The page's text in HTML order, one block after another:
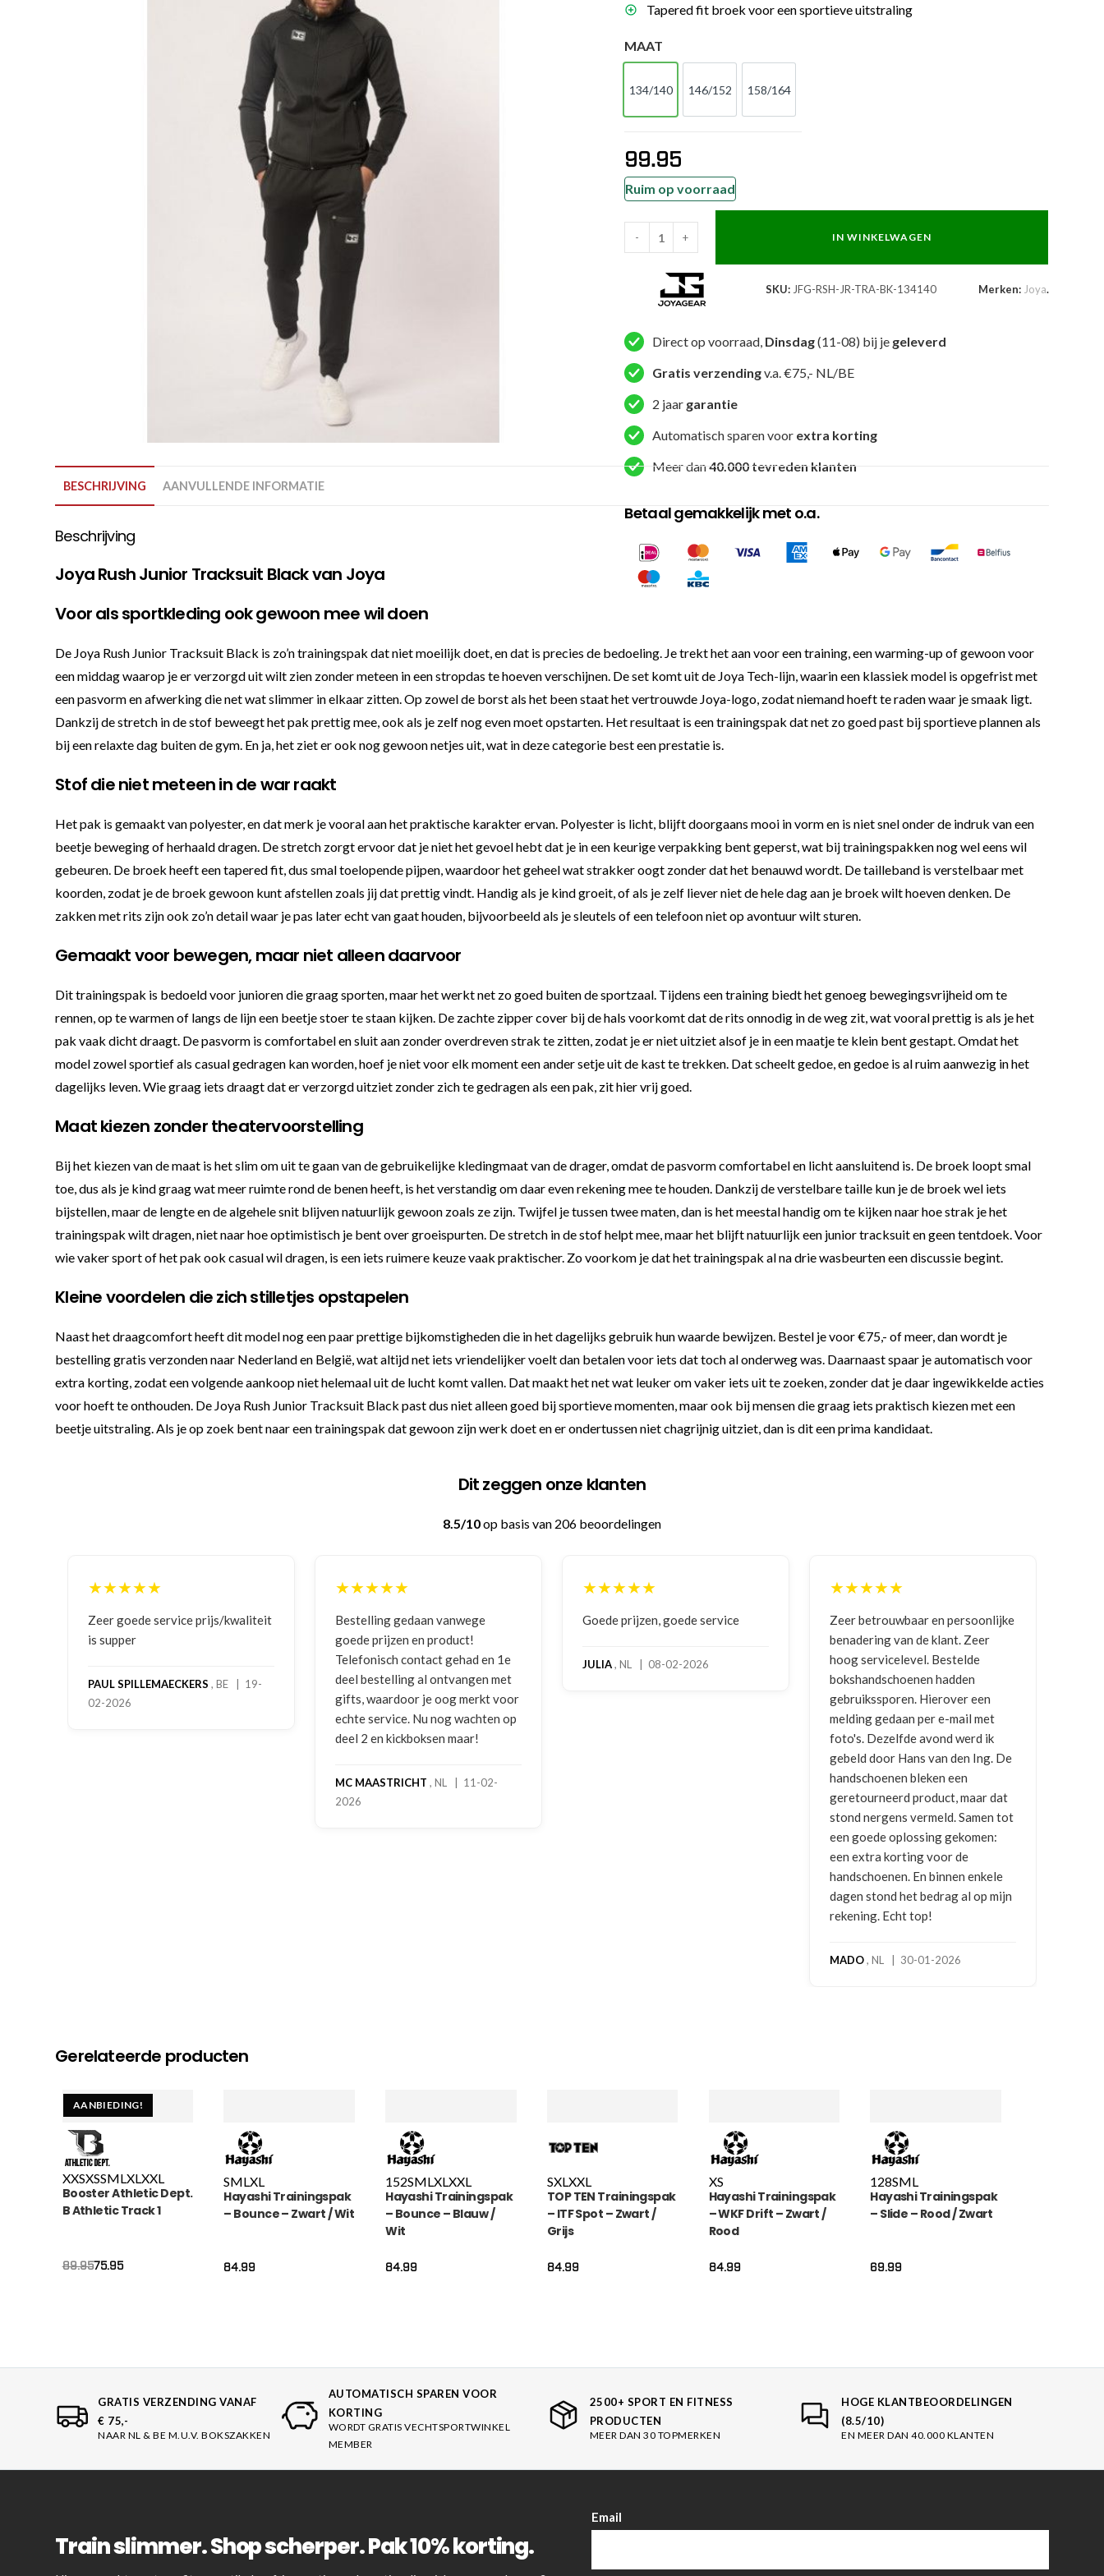
Voor dames
Zakhandschoenen
Trainingsartikelen
Bokszak
Bevestigingsmateriaal
Bokspoppen
Stoot- en trapkussens
Stootkussens en pads
Tapered fit broek voor een sportieve uitstraling
MAAT
134/140
134/140
146/152
146/152
158/164
158/164
99.95
Ruim op voorraad
Trainingspak
aantal
- + IN WINKELWAGEN
SKU: JFG-RSH-JR-TRA-BK-134140 Merken: Joya.
Direct op voorraad, Dinsdag(11-08) bij je geleverd
Gratis verzendingv.a. €75,- NL/BE
2 jaar garantie
Automatisch sparen voor extra korting
Meer dan40.000 tevreden klanten
Betaal gemakkelijk met o.a.
BESCHRIJVING AANVULLENDE INFORMATIE
Beschrijving
Joya Rush Junior Tracksuit Black van Joya
Voor als sportkleding ook gewoon mee wil doen
De Joya Rush Junior Tracksuit Black is zo’n trainingspak dat niet moeilijk doet, en dat is precies de bedoeling. Je trekt het aan voor een training, een warming-up of gewoon voor
een middag waarop je er verzorgd uit wilt zien zonder meteen in een stropdas te hoeven verschijnen. De set komt uit de Joya Tech-lijn, waarin een klassiek model is opgefrist met
een pasvorm en afwerking die net wat slimmer in elkaar zitten. Op zowel de borst als het been staat het vertrouwde Joya-logo, zodat niemand hoeft te raden waar je smaak ligt.
Dankzij de stretch in de stof beweegt het pak prettig mee, ook als je zelf nog even moet opstarten. Het resultaat is een trainingspak dat net zo goed past bij sportieve plannen als
bij een relaxte dag buiten de gym. En ja, het ziet er ook nog gewoon netjes uit, wat in deze categorie best een prestatie is.
Stof die niet meteen in de war raakt
Het pak is gemaakt van polyester, en dat merk je vooral aan het praktische karakter ervan. Polyester is licht, blijft doorgaans mooi in vorm en is niet snel onder de indruk van een
beetje beweging of herhaald dragen. De stretch zorgt ervoor dat je niet het gevoel hebt dat je in een keurige verpakking bent geperst, wat bij trainingspakken nog wel eens wil
gebeuren. De broek heeft een tapered fit, dus smal toelopende pijpen, waardoor het geheel wat strakker oogt zonder dat het benauwd wordt. De tailleband is verstelbaar met
koorden, zodat je de broek gewoon kunt afstellen zoals jij dat prettig vindt. Handig als je kind groeit, of als je zelf liever niet de hele dag aan je broek wilt hoeven denken. De
zakken met rits zijn ook zo’n detail waar je pas later echt van gaat houden, bijvoorbeeld als je sleutels of een telefoon niet op avontuur wilt sturen.
Gemaakt voor bewegen, maar niet alleen daarvoor
Dit trainingspak is bedoeld voor junioren die graag sporten, maar het werkt net zo goed buiten de sportzaal. Tijdens een training biedt het genoeg bewegingsvrijheid om te
rennen, op te warmen of langs de lijn een beetje stoer te staan kijken. De zachte zipper cover bij de hals voorkomt dat de rits onnodig in de weg zit, wat vooral prettig is als je het
pak vaak dicht draagt. De pasvorm is comfortabel en sluit aan zonder overdreven strak te zitten, zodat je er niet uitziet alsof je in een maatje te klein bent gestapt. Omdat het
model zowel sportief als casual gedragen kan worden, hoef je niet voor elk moment een ander setje uit de kast te trekken. Dat scheelt gedoe, en gedoe is al ruim aanwezig in het
dagelijks leven. Wie graag iets draagt dat er verzorgd uitziet zonder zich te gedragen als een pak, zit hier vrij goed.
Maat kiezen zonder theatervoorstelling
Bij het kiezen van de maat is het slim om uit te gaan van de gebruikelijke kledingmaat van de drager, omdat de pasvorm comfortabel en licht aansluitend is. De broek loopt smal
toe, dus als je kind graag wat meer ruimte rond de benen heeft, is het verstandig om daar even rekening mee te houden. Dankzij de verstelbare taille kun je de broek wel iets
bijstellen, maar de lengte en de algehele snit blijven natuurlijk gewoon zoals ze zijn. Twijfel je tussen twee maten, dan is het meestal handig om te kijken naar hoe strak je het
trainingspak wilt dragen, niet naar hoe optimistisch je bent over groeispurten. De stretch in de stof helpt mee, maar het blijft natuurlijk een junior tracksuit en geen tentdoek. Voor
wie vaker sport of het pak ook casual wil dragen, is een iets ruimere keuze vaak praktischer. Zo voorkom je dat het trainingspak al na drie wasbeurten een discussie begint.
Kleine voordelen die zich stilletjes opstapelen
Naast het draagcomfort heeft dit model nog een paar prettige bijkomstigheden die in het dagelijks gebruik hun waarde bewijzen. Bestel je voor €75,- of meer, dan wordt je
bestelling gratis verzonden naar Nederland en België, wat altijd net iets vriendelijker voelt dan betalen voor iets dat toch al onderweg was. Daarnaast spaar je automatisch voor
extra korting, zodat een volgende aankoop niet helemaal uit de lucht komt vallen. Dat maakt het net wat leuker om vaker iets uit te zoeken, zonder dat je daar ingewikkelde acties
voor hoeft te onthouden. De Joya Rush Junior Tracksuit Black past dus niet alleen goed bij sportieve momenten, maar ook bij mensen die graag iets praktisch kiezen met een
beetje uitstraling. Als je op zoek bent naar een trainingspak dat gewoon zijn werk doet en er ondertussen niet chagrijnig uitziet, dan is dit een prima kandidaat.
Dit zeggen onze klanten
8.5/10op basis van 206 beoordelingen
★★★★★
Zeer goede service prijs/kwaliteit
is supper
PAUL SPILLEMAECKERS , BE | 19-
02-2026
★★★★★
Bestelling gedaan vanwege
goede prijzen en product!
Telefonisch contact gehad en 1e
deel bestelling al ontvangen met
gifts, waardoor je oog merkt voor
echte service. Nu nog wachten op
deel 2 en kickboksen maar!
MC MAASTRICHT , NL | 11-02-
2026
★★★★★
Goede prijzen, goede service
JULIA, NL | 08-02-2026
★★★★★
Zeer betrouwbaar en persoonlijke
benadering van de klant. Zeer
hoog servicelevel. Bestelde
bokshandschoenen hadden
gebruikssporen. Hierover een
melding gedaan per e-mail met
foto's. Dezelfde avond werd ik
gebeld door Hans van den Ing. De
handschoenen bleken een
geretourneerd product, maar dat
stond nergens vermeld. Samen tot
een goede oplossing gekomen:
een extra korting voor de
handschoenen. En binnen enkele
dagen stond het bedrag al op mijn
rekening. Echt top!
MADO, NL | 30-01-2026
Gerelateerde producten
AANBIEDING!
XXSXSSMLXLXXL
Booster Athletic Dept.
B Athletic Track 1
89.95
Oorspronkelijke
75.95
Huidige
SMLXL
Hayashi Trainingspak
– Bounce – Zwart / Wit
84.99
152SMLXLXXL
Hayashi Trainingspak
– Bounce – Blauw /
Wit
84.99
SXLXXL
TOP TEN Trainingspak
– ITF Spot – Zwart /
Grijs
84.99
XS
Hayashi Trainingspak
– WKF Drift – Zwart /
Rood
84.99
128SML
Hayashi Trainingspak
– Slide – Rood / Zwart
69.99
GRATIS VERZENDING VANAF
€ 75,-
NAAR NL & BE M.U.V. BOKSZAKKEN
AUTOMATISCH SPAREN VOOR
KORTING
WORDT GRATIS VECHTSPORTWINKEL
MEMBER
2500+ SPORT EN FITNESS
PRODUCTEN
MEER DAN 30 TOPMERKEN
HOGE KLANTBEOORDELINGEN
(8.5/10)
EN MEER DAN 40.000 KLANTEN
Train slimmer. Shop scherper. Pak 10% korting.
Email